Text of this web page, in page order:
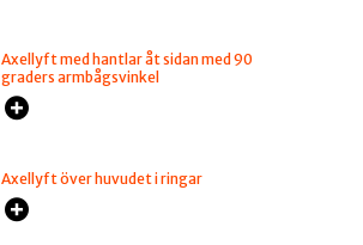
Axellyft med hantlar åt sidan med 90
graders armbågsvinkel
Axellyft över huvudet i ringar